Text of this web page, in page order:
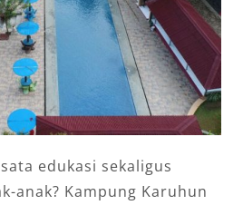
edukasi sekaligus
anak? Kampung Karuhun